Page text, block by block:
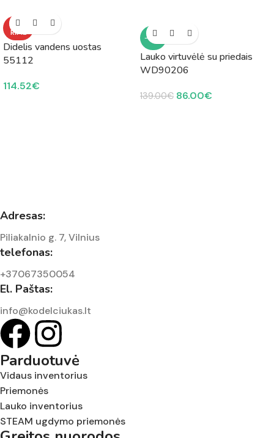
NETU
RIME
Didelis vandens uostas
55112
114.52€
-38%
Lauko virtuvėlė su priedais
WD90206
139.00€ 86.00€
Adresas:
Piliakalnio g. 7, Vilnius
telefonas:
+37067350054
El. Paštas:
info@kodelciukas.lt
Parduotuvė
Vidaus inventorius
Priemonės
Lauko inventorius
STEAM ugdymo priemonės